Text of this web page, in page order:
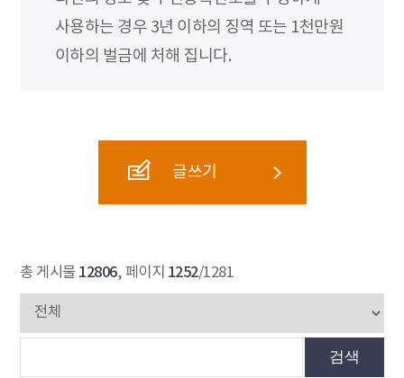
사용하는 경우 3년 이하의 징역 또는 1천만원
이하의 벌금에 처해 집니다.
글쓰기
총 게시물 12806, 페이지 1252/1281
검색